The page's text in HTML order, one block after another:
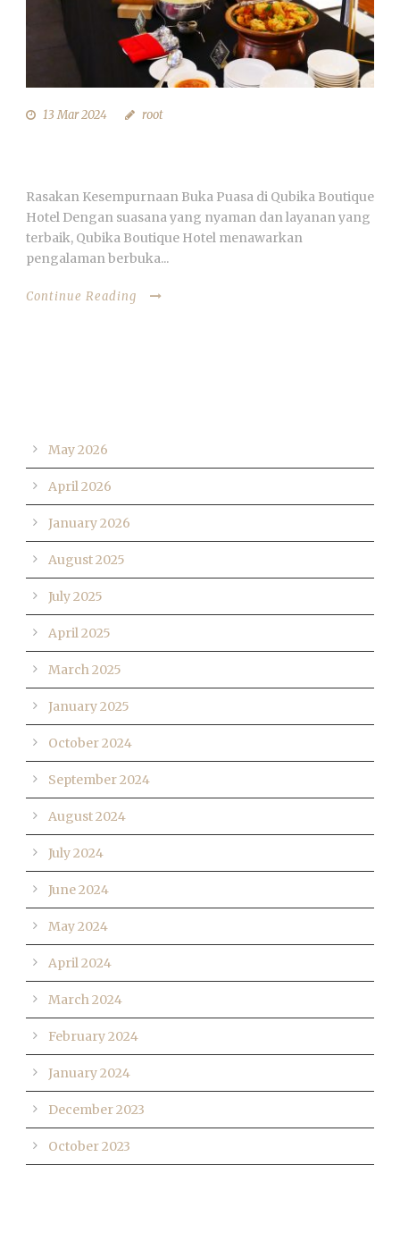
13 Mar 2024 root
Rasakan Kesempurnaan Buka Puasa di Qubika Boutique
Hotel Dengan suasana yang nyaman dan layanan yang
terbaik, Qubika Boutique Hotel menawarkan
pengalaman berbuka...
Continue Reading
May 2026
April 2026
January 2026
August 2025
July 2025
April 2025
March 2025
January 2025
October 2024
September 2024
August 2024
July 2024
June 2024
May 2024
April 2024
March 2024
February 2024
January 2024
December 2023
October 2023